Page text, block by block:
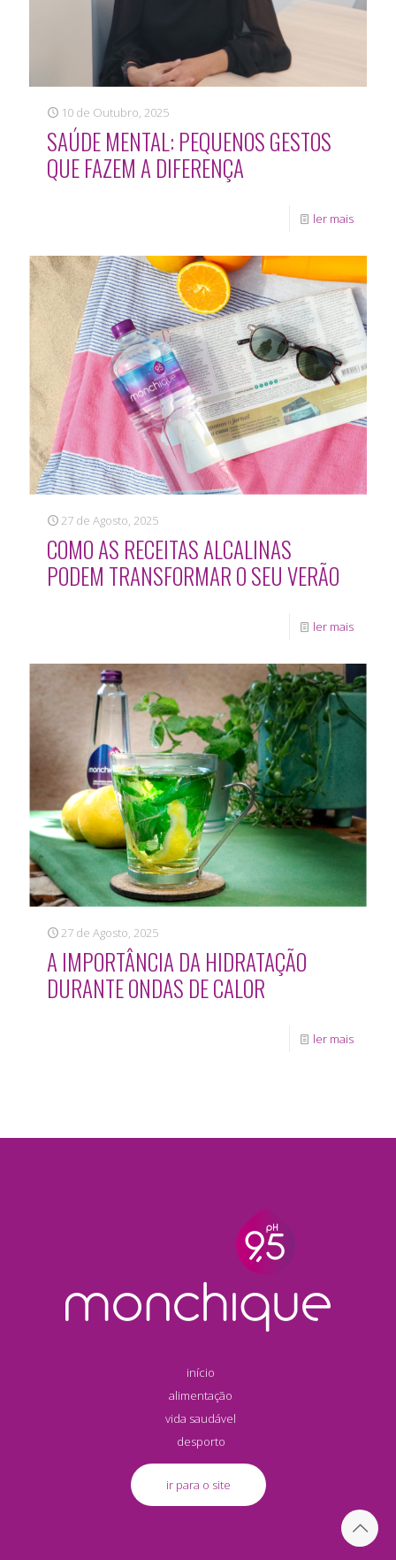
10 de Outubro, 2025
SAÚDE MENTAL: PEQUENOS GESTOS
QUE FAZEM A DIFERENÇA
ler mais
27 de Agosto, 2025
COMO AS RECEITAS ALCALINAS
PODEM TRANSFORMAR O SEU VERÃO
ler mais
27 de Agosto, 2025
A IMPORTÂNCIA DA HIDRATAÇÃO
DURANTE ONDAS DE CALOR
ler mais
início
alimentação
vida saudável
desporto
ir para o site